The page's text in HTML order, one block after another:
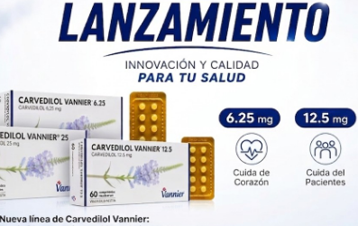
Es producido por
Roemmers y cuenta con 1 presentación disponible.
Explorar más
Otros productos conibuprofeno
Otros productos de